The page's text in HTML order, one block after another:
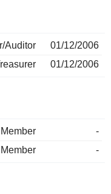
Auditor
01/12/2006
01/12/2006
-
-